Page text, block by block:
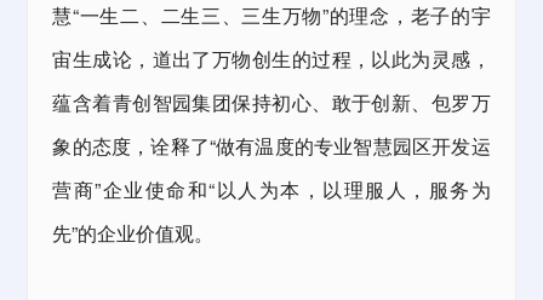
慧“一生二、二生三、三生万物”的理念，老子的宇
宙生成论，道出了万物创生的过程，以此为灵感，
蕴含着青创智园集团保持初心、敢于创新、包罗万
象的态度，诠释了“做有温度的专业智慧园区开发运
营商”企业使命和“以人为本，以理服人，服务为
先”的企业价值观。